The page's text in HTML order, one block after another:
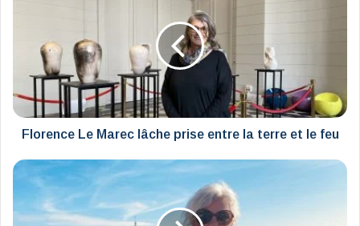
terre
et
Florence Le Marec lâche prise entre la terre et le feu
Avec
agence
matrimoniale,